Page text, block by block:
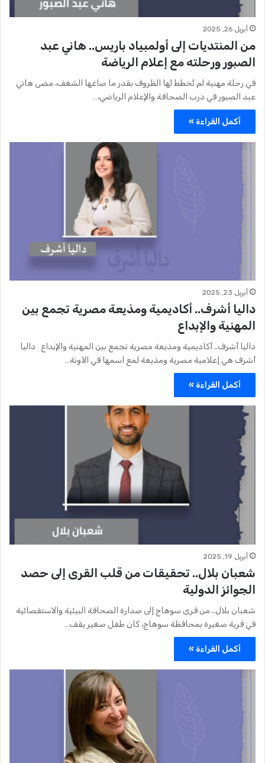
أبريل 26, 2025
من المنتديات إلى أولمبياد باريس.. هاني عبد
الصبور ورحلته مع إعلام الرياضة
في رحلة مهنية لم تُخطط لها الظروف بقدر ما صاغها الشغف، مضى هاني
عبد الصبور في درب الصحافة والإعلام الرياضي،…
أكمل القراءة »
أبريل 23, 2025
داليا أشرف.. أكاديمية ومذيعة مصرية تجمع بين
المهنية والإبداع
داليا أشرف.. أكاديمية ومذيعة مصرية تجمع بين المهنية والإبداع داليا
أشرف هي إعلامية مصرية ومذيعة لمع اسمها في الآونة…
أكمل القراءة »
أبريل 19, 2025
شعبان بلال.. تحقيقات من قلب القرى إلى حصد
الجوائز الدولية
شعبان بلال.. من قرى سوهاج إلى صدارة الصحافة البيئية والاستقصائية
في قرية صغيرة بمحافظة سوهاج، كان طفل صغير يقف…
أكمل القراءة »